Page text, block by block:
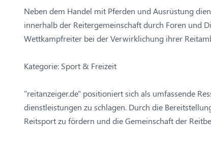
Neben dem Handel mit Pferden und Ausrüstung
innerhalb der Reitergemeinschaft durch Foren und
Wettkampfreiter bei der Verwirklichung ihrer
Kategorie: Sport & Freizeit
"reitanzeiger.de" positioniert sich als umfassende
dienstleistungen zu schlagen. Durch die
Reitsport zu fördern und die Gemeinschaft der